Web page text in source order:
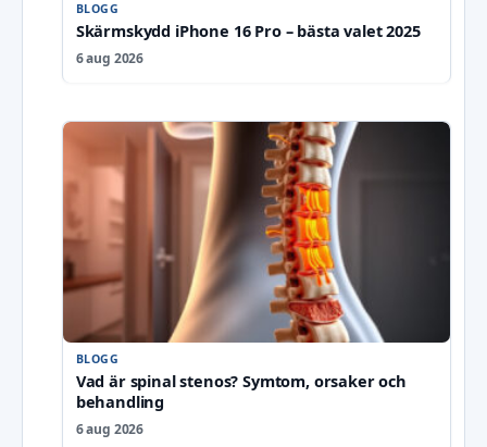
BLOGG
Skärmskydd iPhone 16 Pro – bästa valet 2025
6 aug 2026
BLOGG
Vad är spinal stenos? Symtom, orsaker och
behandling
6 aug 2026